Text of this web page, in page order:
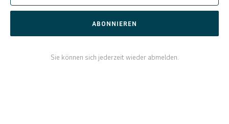
ABONNIEREN
Sie können sich jederzeit wieder abmelden.